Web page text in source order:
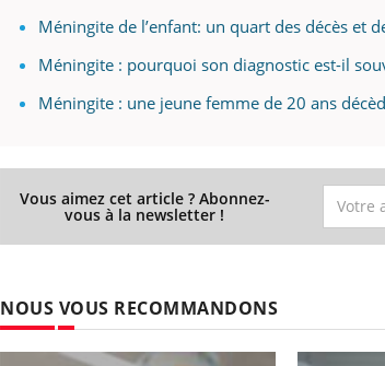
Méningite de l’enfant: un quart des décès et
Méningite : pourquoi son diagnostic est-il
Méningite : une jeune femme de 20 ans
Vous aimez cet article ? Abonnez-
vous à la newsletter !
NOUS VOUS RECOMMANDONS